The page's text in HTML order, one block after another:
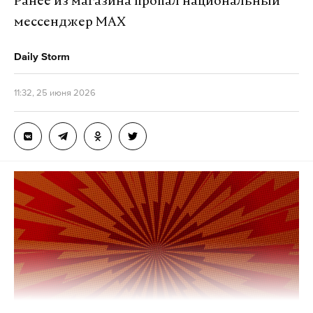
поддержки дружественному венесуэльскому
народу в это тяжелое время»
июня в 60 км к северо-западу от города Валенсия.
С разницей в одну минуту зафиксированы две
данным и.о. президента Венесуэлы Делси
Родригес, погибли минимум 32 человека,
пострадали более 700. В стране объявлена угроза
цунами и введен режим ЧС.
Посольство России в Венесуэле призвало граждан
РФ соблюдать меры безопасности. Помощь
мессенджер MAX
Daily Storm
11:32, 25 июня 2026